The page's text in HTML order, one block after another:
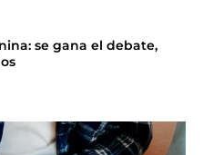
se gana el debate,